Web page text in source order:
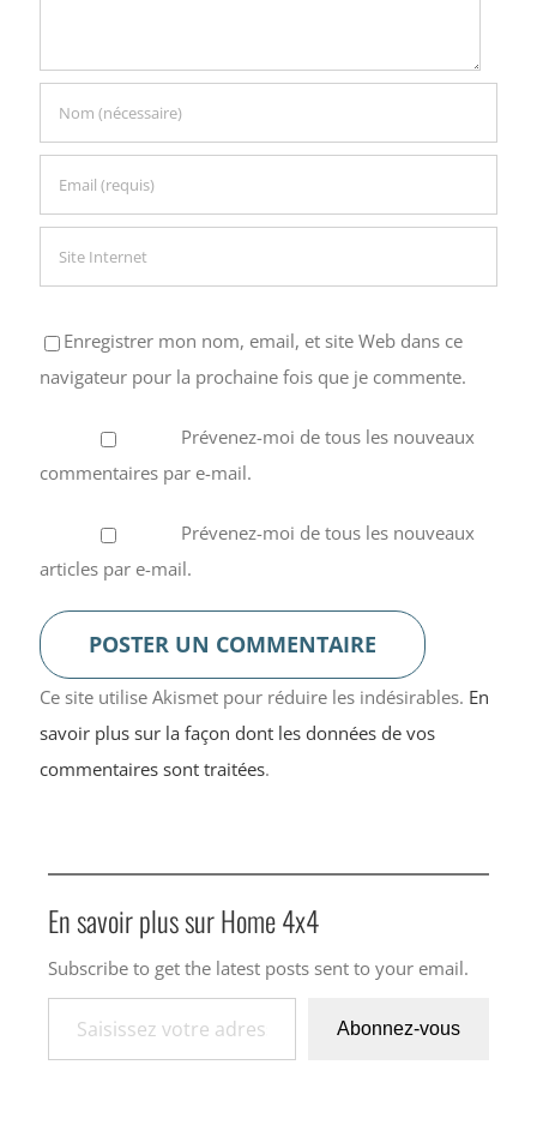
Enregistrer mon nom, email, et site Web dans ce
navigateur pour la prochaine fois que je commente.
Prévenez-moi de tous les nouveaux
commentaires par e-mail.
Prévenez-moi de tous les nouveaux
articles par e-mail.
Ce site utilise Akismet pour réduire les indésirables. En
savoir plus sur la façon dont les données de vos
commentaires sont traitées.
En savoir plus sur Home 4x4
Subscribe to get the latest posts sent to your email.
Saisissez votre adresse e-mail…
Abonnez-vous